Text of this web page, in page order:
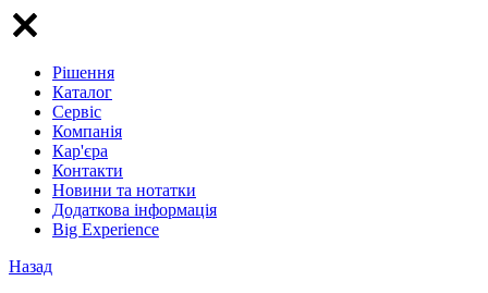
Рішення
Каталог
Сервіс
Компанія
Кар'єра
Контакти
Новини та нотатки
Додаткова інформація
Big Experience
Назад